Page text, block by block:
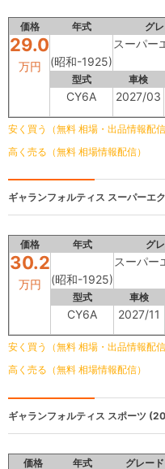
価格 年式 グ
29.0
万円 (昭和-1925)
スーパー
型式 車検
CY6A 2027/03
安く買う（無料 相場・出品情報配信
高く売る（無料 相場情報配信）
ギャランフォルティス スーパーエ
価格 年式 グ
30.2
万円 (昭和-1925)
スーパー
型式 車検
CY6A 2027/11
安く買う（無料 相場・出品情報配信
高く売る（無料 相場情報配信）
ギャランフォルティス スポーツ
価格 年式 グレード